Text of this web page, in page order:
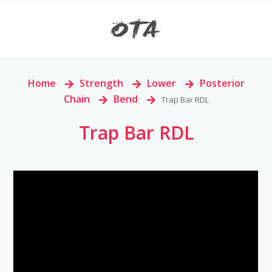
Home > Strength > Lower >
Posterior
Chain
> Bend > Trap Bar RDL
Trap Bar RDL